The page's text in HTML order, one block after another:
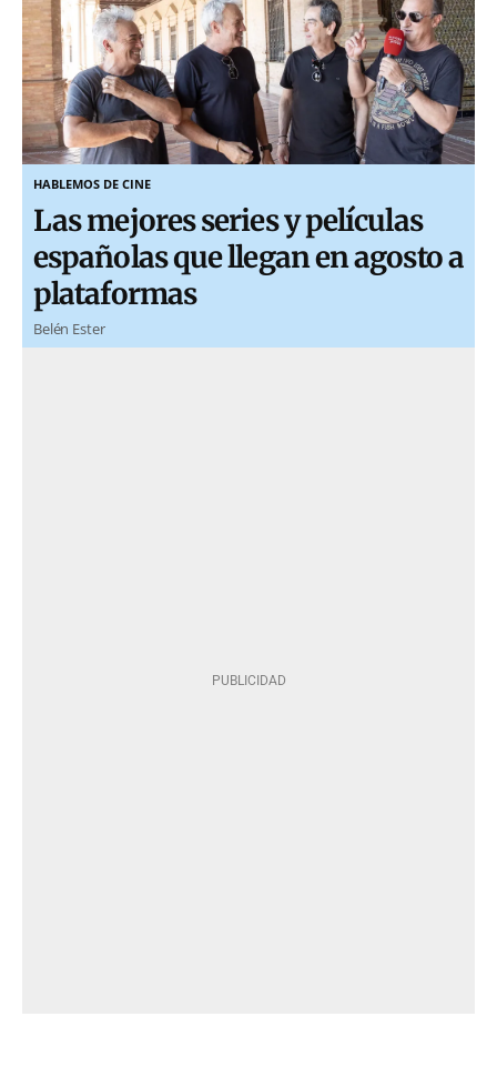
HABLEMOS DE CINE
Las mejores series y películas
españolas que llegan en agosto a
plataformas
Belén Ester